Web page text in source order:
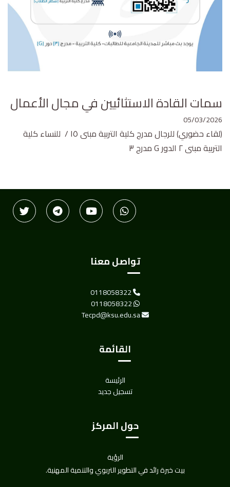
سمات القادة الاستثائيين في مجال الأعمال
05/03/2026
(لقاء حضوري) للرجال مدرج كلية التربية مبنى ١٥ / للنساء كلية
التربية مبنى ٢ الدور G مدرج ٣
تواصل معنا
0118058322
0118058322
Tecpd@ksu.edu.sa
القائمة
الرئيسة
تسجيل جديد
حول المركز
الرؤية
بيت خبرة رائد في التطوير التربوي والتنمية المهنية.